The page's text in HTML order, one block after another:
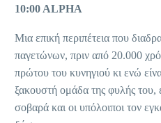
10:00 ALPHA
Μια επική περιπέτεια που
παγετώνων, πριν από 20.000
πρώτου του κυνηγιού κι ενώ
ξακουστή ομάδα της φυλής του,
σοβαρά και οι υπόλοιποι τον